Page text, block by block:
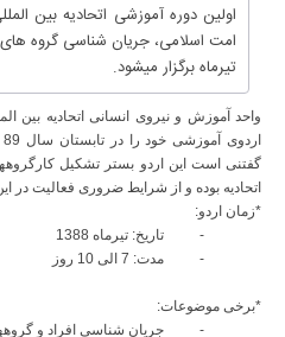
اولین دوره آموزشی اتحادیه بین
امت اسلامی، جریان شناسی گروه
تیرماه برگزار میشود.
واحد آموزش و نیروی انسانی اتحادیه بین
گفتنی است این اردو بستر تشکیل
اتحادیه بوده و از شرایط ضروری فعالیت در
*زمان اردو:
- تاریخ: تیرماه 1388
- مدت: 7 الی 10 روز
*برخی موضوعات:
- جریان شناسی افراد و